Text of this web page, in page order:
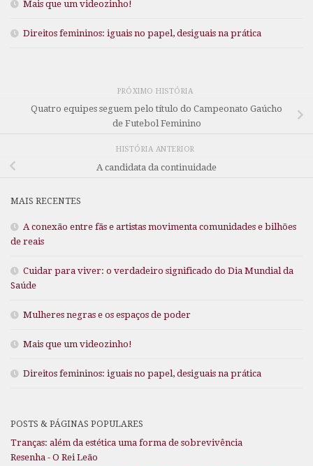
Mais que um videozinho!
Direitos femininos: iguais no papel, desiguais na prática
PRÓXIMO HISTÓRIA
Quatro equipes seguem pelo título do Campeonato Gaúcho
de Futebol Feminino
HISTÓRIA ANTERIOR
A candidata da continuidade
MAIS RECENTES
A conexão entre fãs e artistas movimenta comunidades e bilhões
de reais
Cuidar para viver: o verdadeiro significado do Dia Mundial da
Saúde
Mulheres negras e os espaços de poder
Mais que um videozinho!
Direitos femininos: iguais no papel, desiguais na prática
POSTS & PÁGINAS POPULARES
Tranças: além da estética uma forma de sobrevivência
Resenha - O Rei Leão